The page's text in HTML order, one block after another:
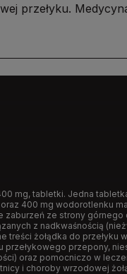
przełyku.
mg, tabletki. Jedna
400 mg wodorotlenku
zaburzeń ze strony górnego
z nadkwaśnością
treści żołądka do przełyku
przełykowego przepony,
oraz pomocniczo w
i choroby wrzodowej